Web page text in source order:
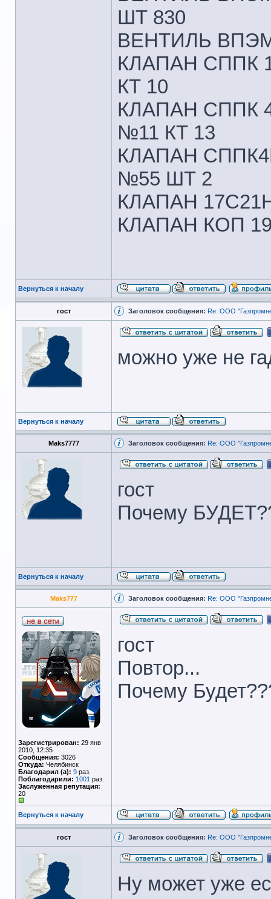
ШТ 830
ВЕНТИЛЬ
КЛАПАН СППК
КТ 10
КЛАПАН СППК
№11 КТ 13
КЛАПАН
№55 ШТ 2
КЛАПАН
КЛАПАН КОП
Вернуться к началу
гост Заголовок сообщения: Re: ООО
можно уже не
Вернуться к началу
Maks7777 Заголовок сообщения: Re: ООО
гост
Почему
Вернуться к началу
Maks777 Заголовок сообщения: Re: ООО
Зарегистрирован: 29 янв
2010, 12:35
Сообщения: 3026
Откуда: Челябинск
Благодарил (а): 9 раз.
Поблагодарили: 1001 раз.
Заслуженная репутация:
20
гост
Повтор...
Почему
Вернуться к началу
гост Заголовок сообщения: Re: ООО
Ну может уже